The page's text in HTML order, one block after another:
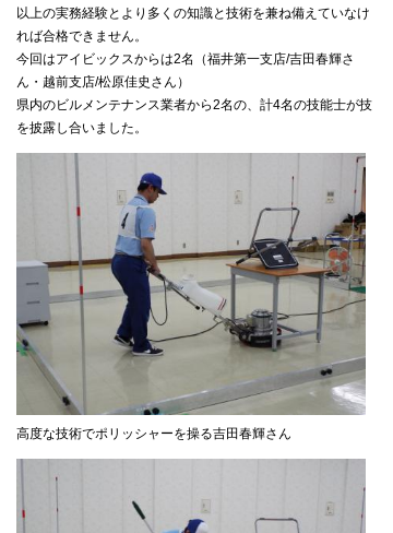
以上の実務経験とより多くの知識と技術を兼ね備えていなけ
れば合格できません。
今回はアイビックスからは2名（福井第一支店/吉田春輝さ
ん・越前支店/松原佳史さん）
県内のビルメンテナンス業者から2名の、計4名の技能士が技
を披露し合いました。
高度な技術でポリッシャーを操る吉田春輝さん